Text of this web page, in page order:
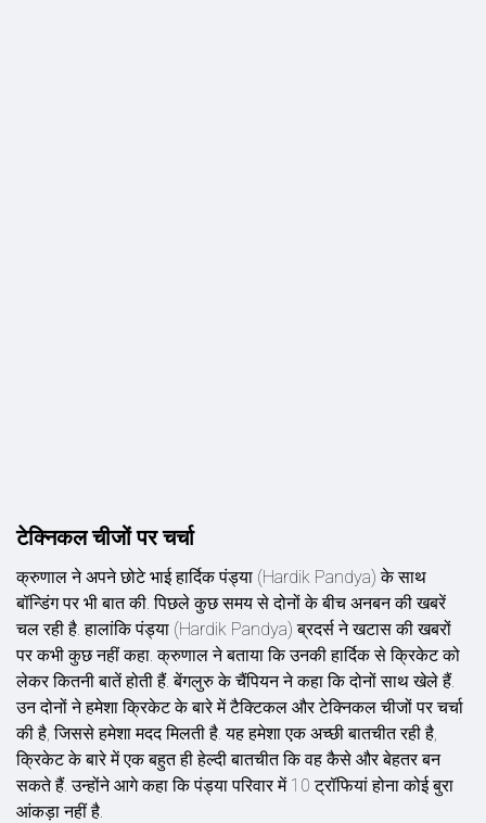
टेक्निकल चीजों पर चर्चा
क्रुणाल ने अपने छोटे भाई हार्द‍िक पंड्या (Hardik Pandya) के साथ
बॉन्ड‍िंग पर भी बात की. प‍िछले कुछ समय से दोनों के बीच अनबन की खबरें
चल रही है. हालांकि पंड्या (Hardik Pandya) ब्रदर्स ने खटास की खबरों
पर कभी कुछ नहीं कहा. क्रुणाल ने बताया कि उनकी हार्द‍िक से क्रिकेट को
लेकर कितनी बातें होती हैं. बेंगलुरु के चैंप‍ियन ने कहा कि दोनों साथ खेले हैं.
उन दोनों ने हमेशा क्रिकेट के बारे में टैक्टिकल और टेक्निकल चीजों पर चर्चा
की है, जिससे हमेशा मदद मिलती है. यह हमेशा एक अच्छी बातचीत रही है,
क्रिकेट के बारे में एक बहुत ही हेल्दी बातचीत कि वह कैसे और बेहतर बन
सकते हैं. उन्होंने आगे कहा कि पंड्या परिवार में 10 ट्रॉफियां होना कोई बुरा
आंकड़ा नहीं है.